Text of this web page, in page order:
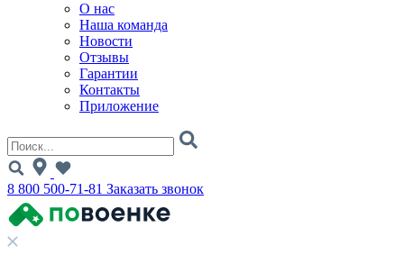
О нас
Наша команда
Новости
Отзывы
Гарантии
Контакты
Приложение
8 800 500-71-81 Заказать звонок